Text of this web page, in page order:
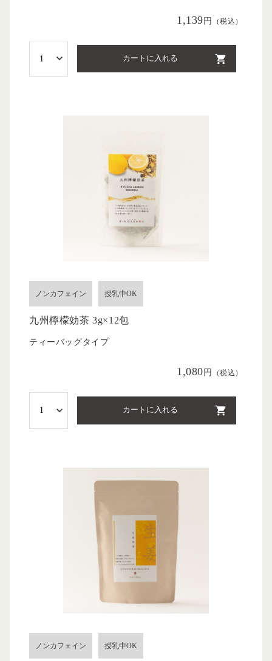
1,139円 （税込）
カートに入れる
ノンカフェイン 授乳中OK
九州檸檬効茶 3g×12包
ティーバッグタイプ
1,080 円 （税込）
カートに入れる
ノンカフェイン 授乳中OK